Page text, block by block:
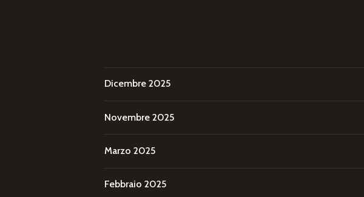
Dicembre 2025
Novembre 2025
Marzo 2025
Febbraio 2025